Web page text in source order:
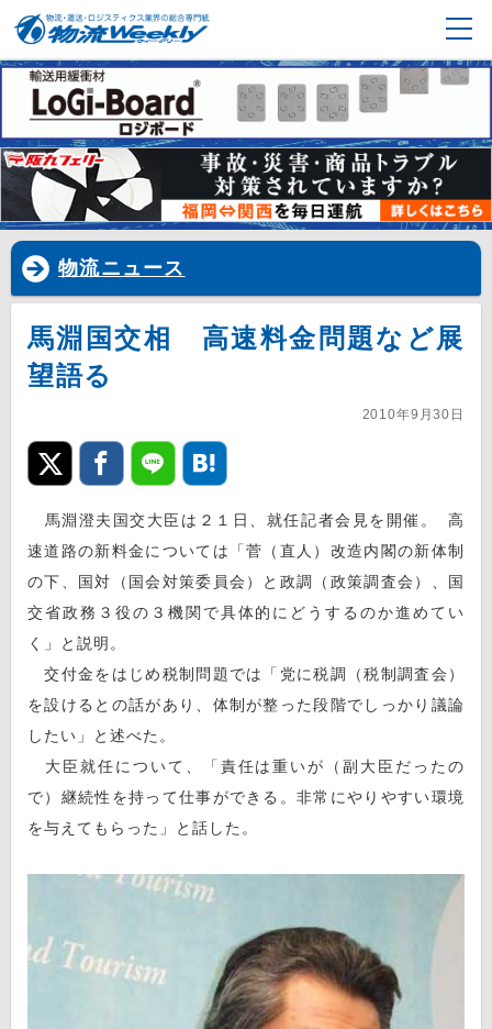
物流ニュース
馬淵国交相 高速料金問題など展
望語る
2010年9月30日
馬淵澄夫国交大臣は２１日、就任記者会見を開催。 高
速道路の新料金については「菅（直人）改造内閣の新体制
の下、国対（国会対策委員会）と政調（政策調査会）、国
交省政務３役の３機関で具体的にどうするのか進めてい
く」と説明。
交付金をはじめ税制問題では「党に税調（税制調査会）
を設けるとの話があり、体制が整った段階でしっかり議論
したい」と述べた。
大臣就任について、「責任は重いが（副大臣だったの
で）継続性を持って仕事ができる。非常にやりやすい環境
を与えてもらった」と話した。